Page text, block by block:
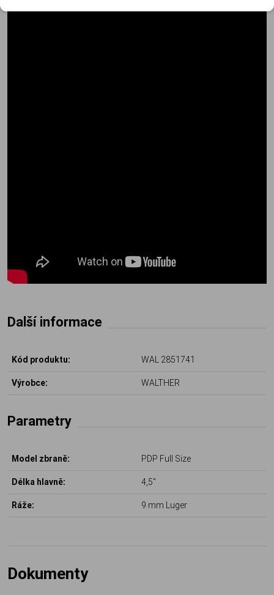
Další informace
Kód produktu: WAL 2851741
Výrobce: WALTHER
Parametry
Model zbraně: PDP Full Size
Délka hlavně: 4,5"
Ráže: 9 mm Luger
Dokumenty